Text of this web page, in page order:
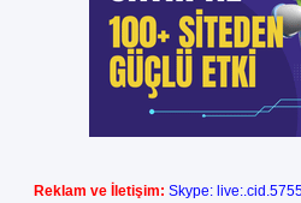
Reklam ve İletişim: Skype: